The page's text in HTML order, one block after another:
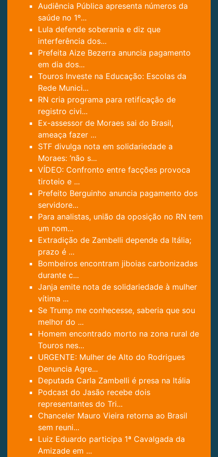
Audiência Pública apresenta números da
saúde no 1º...
Lula defende soberania e diz que
interferência dos...
Prefeita Aize Bezerra anuncia pagamento
em dia dos...
Touros Investe na Educação: Escolas da
Rede Munici...
RN cria programa para retificação de
registro civi...
Ex-assessor de Moraes sai do Brasil,
ameaça fazer ...
STF divulga nota em solidariedade a
Moraes: ‘não s...
VÍDEO: Confronto entre facções provoca
tiroteio e ...
Prefeito Berguinho anuncia pagamento dos
servidore...
Para analistas, união da oposição no RN tem
um nom...
Extradição de Zambelli depende da Itália;
prazo é ...
Bombeiros encontram jiboias carbonizadas
durante c...
Janja emite nota de solidariedade à mulher
vítima ...
Se Trump me conhecesse, saberia que sou
melhor do ...
Homem encontrado morto na zona rural de
Touros nes...
URGENTE: Mulher de Alto do Rodrigues
Denuncia Agre...
Deputada Carla Zambelli é presa na Itália
Podcast do Jasão recebe dois
representantes do Tri...
Chanceler Mauro Vieira retorna ao Brasil
sem reuni...
Luiz Eduardo participa 1ª Cavalgada da
Amizade em ...